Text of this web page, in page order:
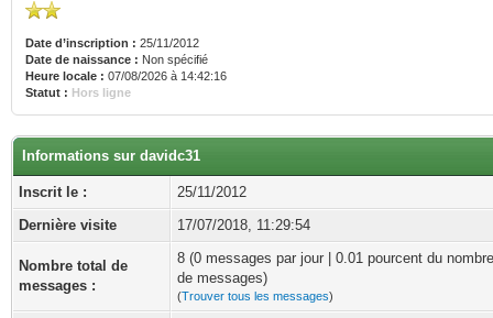
Date d’inscription : 25/11/2012
Date de naissance : Non spécifié
Heure locale : 07/08/2026 à 14:42:16
Statut : Hors ligne
Informations sur davidc31
Inscrit le :
25/11/2012
Dernière visite
17/07/2018, 11:29:54
Nombre total de
messages :
8 (0 messages par jour | 0.01 pourcent du
de messages)
(Trouver tous les messages)